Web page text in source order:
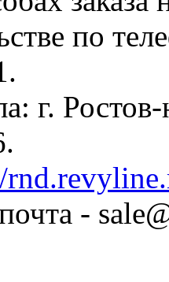
по
г.
-